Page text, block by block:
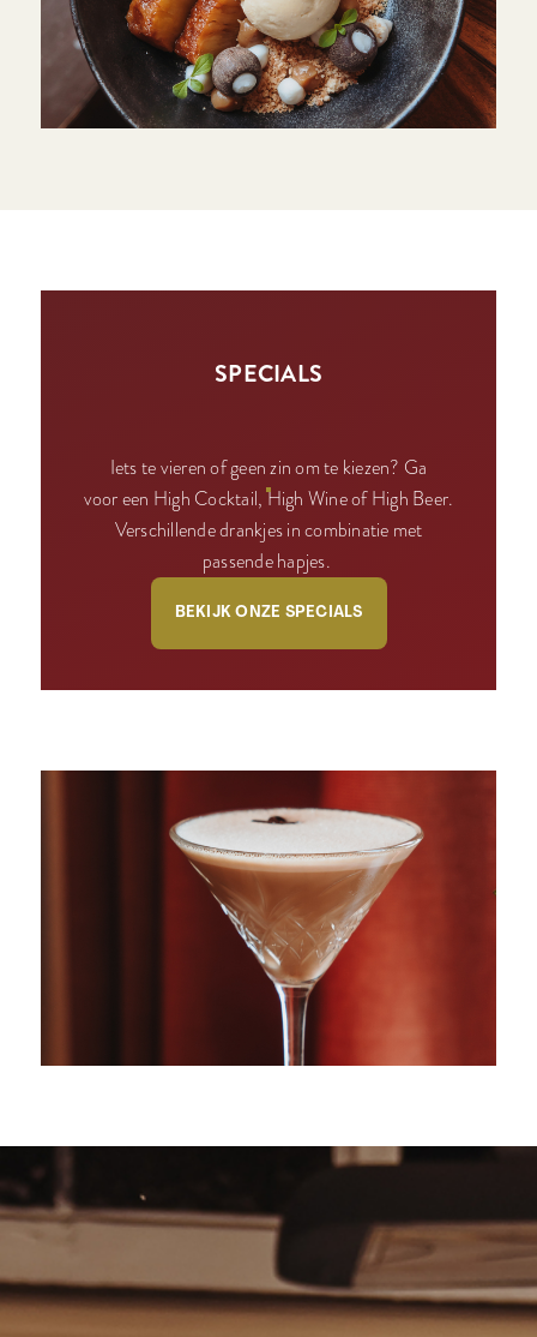
SPECIALS
Iets te vieren of geen zin om te kiezen? Ga
voor een High Cocktail, High Wine of High Beer.
Verschillende drankjes in combinatie met
passende hapjes.
BEKIJK ONZE SPECIALS